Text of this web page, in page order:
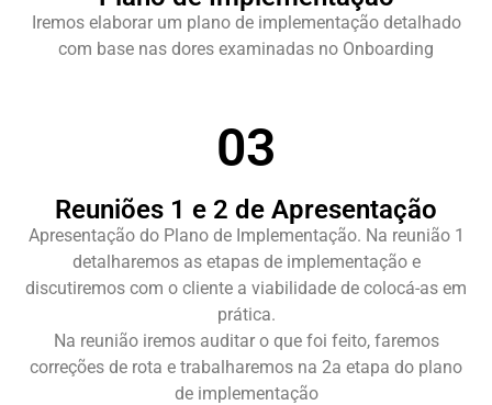
Iremos elaborar um plano de implementação detalhado
com base nas dores examinadas no Onboarding
03
Reuniões 1 e 2 de Apresentação
Apresentação do Plano de Implementação. Na reunião 1
detalharemos as etapas de implementação e
discutiremos com o cliente a viabilidade de colocá-as em
prática.
Na reunião iremos auditar o que foi feito, faremos
correções de rota e trabalharemos na 2a etapa do plano
de implementação